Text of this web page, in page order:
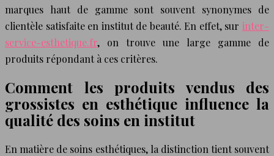
marques haut de gamme sont souvent synonymes de
clientèle satisfaite en institut de beauté. En effet, sur inter-
service-esthetique.fr, on trouve une large gamme de
produits répondant à ces critères.
Comment les produits vendus des
grossistes en esthétique influence la
qualité des soins en institut
En matière de soins esthétiques, la distinction tient souvent